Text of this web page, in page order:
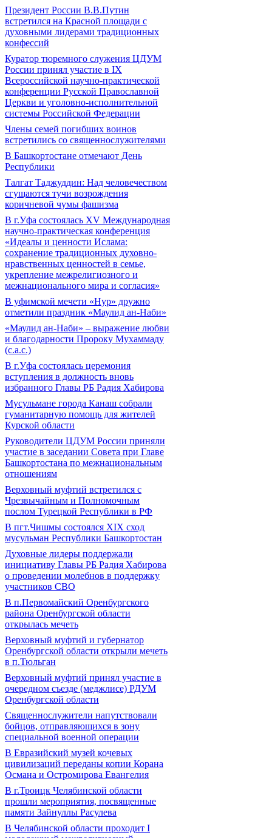
Президент России В.В.Путин
встретился на Красной площади с
духовными лидерами традиционных
конфессий
Куратор тюремного служения ЦДУМ
России принял участие в IX
Всероссийской научно-практической
конференции Русской Православной
Церкви и уголовно-исполнительной
системы Российской Федерации
Члены семей погибших воинов
встретились со священнослужителями
В Башкортостане отмечают День
Республики
Талгат Таджуддин: Над человечеством
сгущаются тучи возрождения
коричневой чумы фашизма
В г.Уфа состоялась XV Международная
научно-практическая конференция
«Идеалы и ценности Ислама:
сохранение традиционных духовно-
нравственных ценностей в семье,
укрепление межрелигиозного и
межнационального мира и согласия»
В уфимской мечети «Нур» дружно
отметили праздник «Маулид ан-Наби»
«Маулид ан-Наби» – выражение любви
и благодарности Пророку Мухаммаду
(с.а.с.)
В г.Уфа состоялась церемония
вступления в должность вновь
избранного Главы РБ Радия Хабирова
Мусульмане города Канаш собрали
гуманитарную помощь для жителей
Курской области
Руководители ЦДУМ России приняли
участие в заседании Совета при Главе
Башкортостана по межнациональным
отношениям
Верховный муфтий встретился с
Чрезвычайным и Полномочным
послом Турецкой Республики в РФ
В пгт.Чишмы состоялся XIX сход
мусульман Республики Башкортостан
Духовные лидеры поддержали
инициативу Главы РБ Радия Хабирова
о проведении молебнов в поддержку
участников СВО
В п.Первомайский Оренбургского
района Оренбургской области
открылась мечеть
Верховный муфтий и губернатор
Оренбургской области открыли мечеть
в п.Тюльган
Верховный муфтий принял участие в
очередном съезде (меджлисе) РДУМ
Оренбургской области
Священнослужители напутствовали
бойцов, отправляющихся в зону
специальной военной операции
В Евразийский музей кочевых
цивилизаций переданы копии Корана
Османа и Остромирова Евангелия
В г.Троицк Челябинской области
прошли мероприятия, посвященные
памяти Зайнуллы Расулева
В Челябинской области проходит I